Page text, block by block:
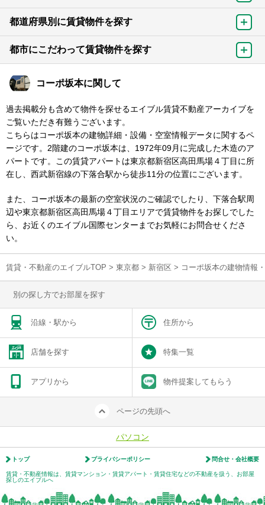
都道府県別に賃貸物件を探す
都市にこだわって賃貸物件を探す
コーポ坂本に関して
過去掲載分も含めて物件を探せるエイブル賃貸不動産アーカイブを
ご覧いただき有難うございます。
こちらはコーポ坂本の建物詳細・設備・空室情報データに関するペ
ージです。2階建のコーポ坂本は、1972年09月に完成した木造のア
パートです。この賃貸アパートは東京都新宿区高田馬場４丁目に所
在し、西武新宿線の下落合駅から徒歩11分の位置にございます。
また、コーポ坂本の最新の空室状況のご確認でしたり、下落合駅周
辺や東京都新宿区高田馬場４丁目エリアで賃貸物件をお探しでした
ら、お近くのエイブル国際センターまでお気軽にお問合せくださ
い。
賃貸・不動産のエイブルTOP > 東京都 > 新宿区 > コーポ坂本の建物情報
別の探し方でお部屋を探す
沿線・駅から 住所から
店舗を探す 特集一覧
アプリから 物件提案してもらう
ページの先頭へ
パソコン
トップ プライバシーポリシー 問合せ・会社概要
賃貸・不動産情報は、賃貸マンション・賃貸アパート・賃貸住宅などの不動産を扱う、お部屋
探しのエイブルへ